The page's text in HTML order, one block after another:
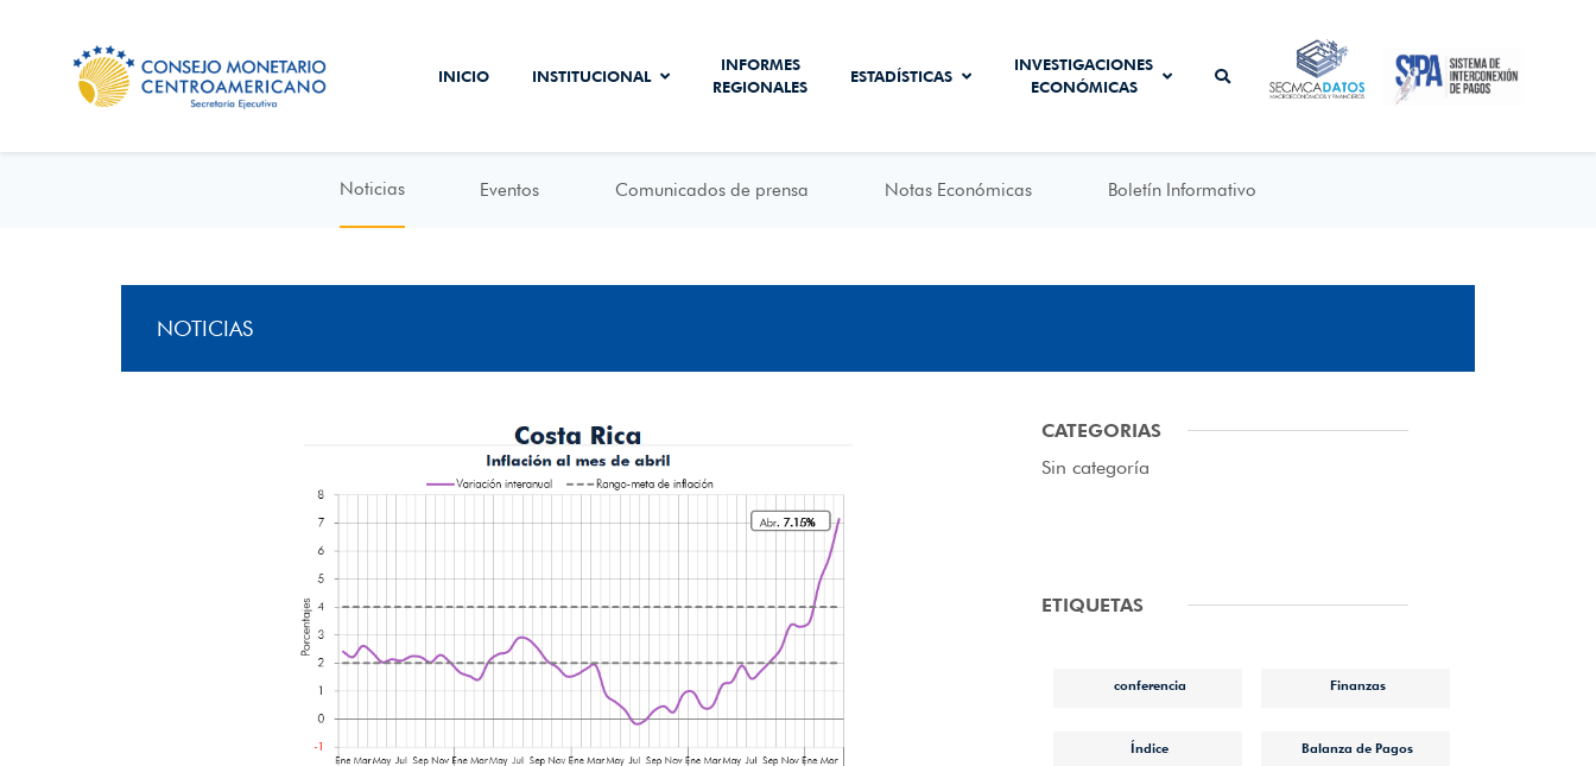
INICIO INSTITUCIONAL
INFORMES
REGIONALES
ESTADÍSTICAS
INVESTIGACIONES
ECONÓMICAS
SECMCA
DATOS
SISTEMA DE
INTERCONEXIÓN
DE PAGOS
Noticias Eventos Comunicados de prensa Notas Económicas Boletín Informativo
NOTICIAS
CATEGORIAS
Sin categoría
ETIQUETAS
conferencia Finanzas
Índice Balanza de Pagos